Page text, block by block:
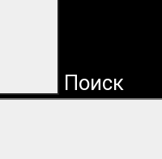
Поиск